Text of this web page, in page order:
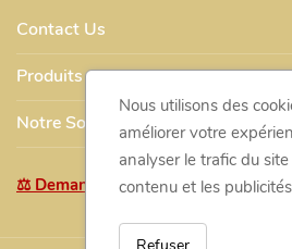
Contact Us
Produits
Notre Société
⚖ Demande de retour / rétractation
Nous utilisons des
améliorer votre
analyser le trafic du
contenu et les